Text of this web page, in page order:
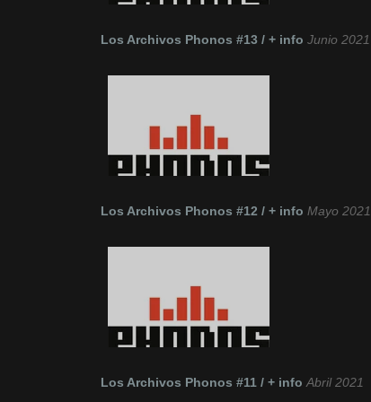
Los Archivos Phonos #13 / + info Junio 2021
Los Archivos Phonos #12 / + info Mayo 2021
Los Archivos Phonos #11 / + info Abril 2021